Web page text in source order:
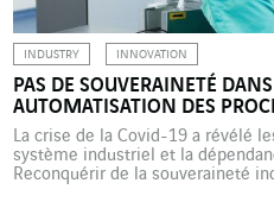
INDUSTRY INNOVATION
PAS DE SOUVERAINETÉ
AUTOMATISATION DES
La crise de la Covid-19 a révélé
système industriel et la
Reconquérir de la souveraineté